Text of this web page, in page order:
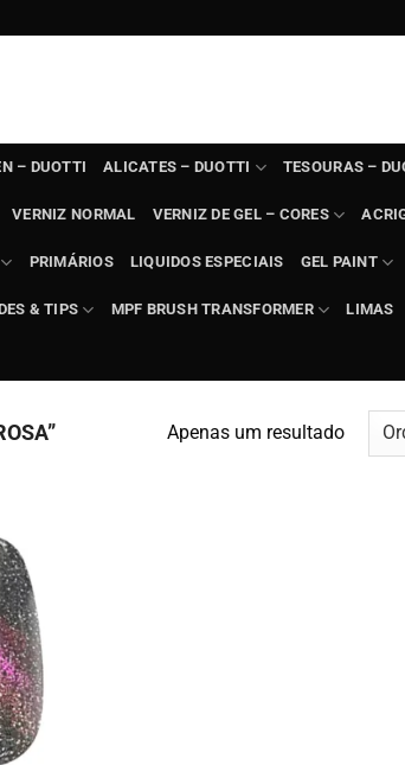
– DUOTTI ALICATES – DUOTTI TESOURAS –
VERNIZ NORMAL VERNIZ DE GEL – CORES
PRIMÁRIOS LIQUIDOS ESPECIAIS GEL PAINT
& TIPS MPF BRUSH TRANSFORMER LIMAS
Apenas um resultado